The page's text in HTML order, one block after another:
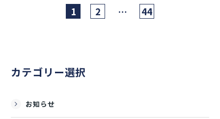
1 2 … 44
カテゴリー選択
お知らせ